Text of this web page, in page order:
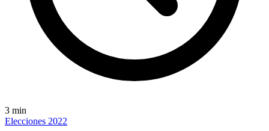
3 min
Elecciones 2022